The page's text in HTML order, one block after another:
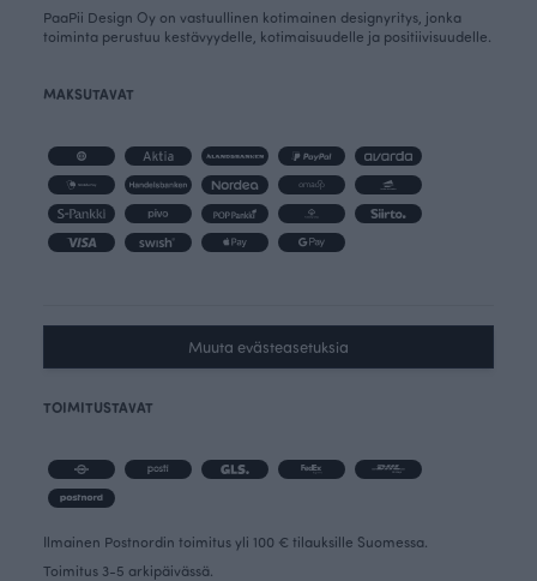
PaaPii Design Oy on vastuullinen kotimainen designyritys, jonka
toiminta perustuu kestävyydelle, kotimaisuudelle ja positiivisuudelle.
MAKSUTAVAT
Muuta evästeasetuksia
TOIMITUSTAVAT
Ilmainen Postnordin toimitus yli 100 € tilauksille Suomessa.
Toimitus 3-5 arkipäivässä.